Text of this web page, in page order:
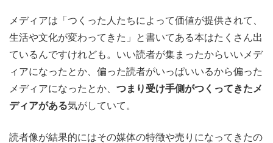
メディアは「つくった人たちによって価値が提供されて、
生活や文化が変わってきた」と書いてある本はたくさん出
ているんですけれども。いい読者が集まったからいいメデ
ィアになったとか、偏った読者がいっぱいいるから偏った
メディアになったとか、 つまり受け手側がつくってきたメ
ディアがある気がしていて。
読者像が結果的にはその媒体の特徴や売りになってきたの